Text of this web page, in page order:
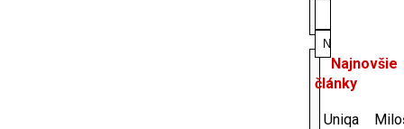
Najnovšie
články
Uniqa